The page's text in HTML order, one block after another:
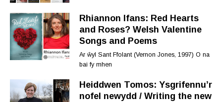
Rhiannon Ifans: Red Hearts
and Roses? Welsh Valentine
Songs and Poems
Ar ŵyl Sant Ffolant (Vernon Jones, 1997) O na
bai fy mhen
Heiddwen Tomos: Ysgrifennu’r
nofel newydd / Writing the new